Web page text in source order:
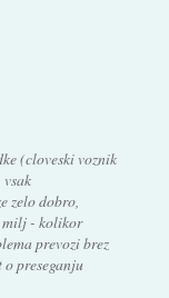
(cloveski voznik
zelo dobro,
milj - kolikor
prevozi brez
preseganju